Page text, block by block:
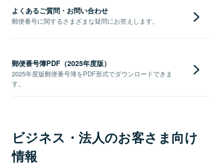
よくあるご質問・お問い合わせ
郵便番号に関するさまざまな疑問にお答えします。
郵便番号簿PDF（2025年度版）
2025年度版郵便番号簿をPDF形式でダウンロードできま
す。
ビジネス・法人のお客さま向け
情報